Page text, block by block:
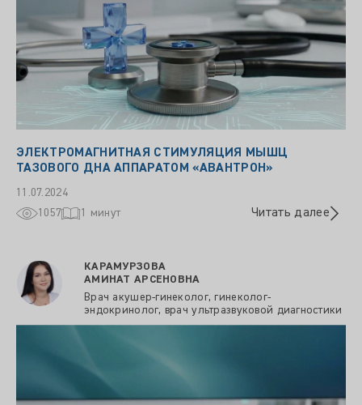
ЭЛЕКТРОМАГНИТНАЯ СТИМУЛЯЦИЯ МЫШЦ
ТАЗОВОГО ДНА АППАРАТОМ «АВАНТРОН»
11.07.2024
1057
1 минут Читать далее
КАРАМУРЗОВА
АМИНАТ АРСЕНОВНА
Врач акушер-гинеколог, гинеколог-
эндокринолог, врач ультразвуковой диагностики